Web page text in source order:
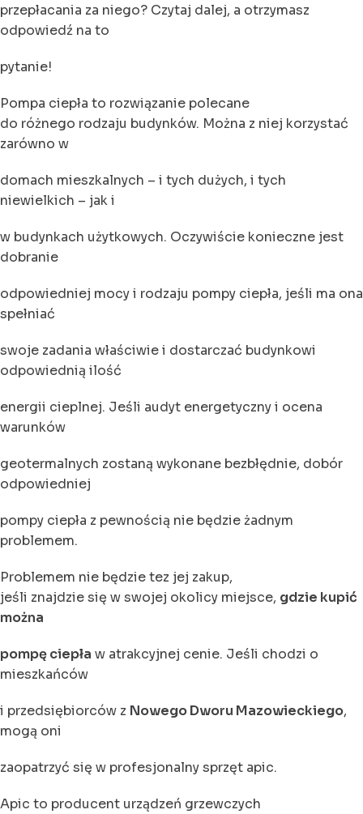
przepłacania za niego? Czytaj dalej, a otrzymasz
odpowiedź na to
pytanie!
Pompa ciepła to rozwiązanie polecane
do różnego rodzaju budynków. Można z niej korzystać
zarówno w
domach mieszkalnych – i tych dużych, i tych
niewielkich – jak i
w budynkach użytkowych. Oczywiście konieczne jest
dobranie
odpowiedniej mocy i rodzaju pompy ciepła, jeśli ma ona
spełniać
swoje zadania właściwie i dostarczać budynkowi
odpowiednią ilość
energii cieplnej. Jeśli audyt energetyczny i ocena
warunków
geotermalnych zostaną wykonane bezbłędnie, dobór
odpowiedniej
pompy ciepła z pewnością nie będzie żadnym
problemem.
Problemem nie będzie tez jej zakup,
jeśli znajdzie się w swojej okolicy miejsce, gdzie kupić
można
pompę ciepła w atrakcyjnej cenie. Jeśli chodzi o
mieszkańców
i przedsiębiorców z Nowego Dworu Mazowieckiego,
mogą oni
zaopatrzyć się w profesjonalny sprzęt apic.
Apic to producent urządzeń grzewczych